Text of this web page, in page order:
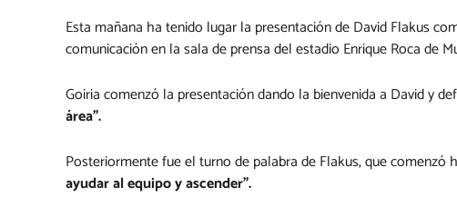
Esta mañana ha tenido lugar la presentación de David Flakus
comunicación en la sala de prensa del estadio Enrique Roca de
Goiria comenzó la presentación dando la bienvenida a David y
área”.
Posteriormente fue el turno de palabra de Flakus, que comenzó
ayudar al equipo y ascender”.